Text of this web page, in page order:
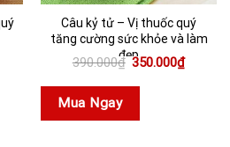
Câu kỷ tử – Vị thuốc quý
tăng cường sức khỏe và làm
đẹp
390.000₫ Giá
là:
350.000₫Giá
hiện
Mua Ngay